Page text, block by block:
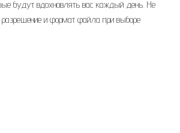
будут вдохновлять вас каждый день. Не
и формат файла при выборе